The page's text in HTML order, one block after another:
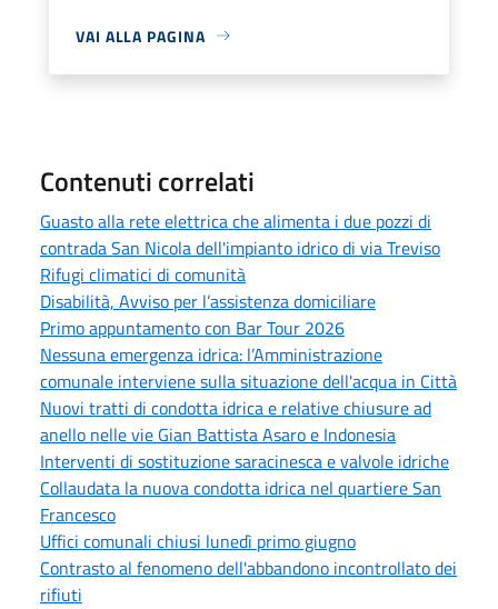
VAI ALLA PAGINA
Contenuti correlati
Guasto alla rete elettrica che alimenta i due pozzi di
contrada San Nicola dell'impianto idrico di via Treviso
Rifugi climatici di comunità
Disabilità, Avviso per l’assistenza domiciliare
Primo appuntamento con Bar Tour 2026
Nessuna emergenza idrica: l’Amministrazione
comunale interviene sulla situazione dell'acqua in Città
Nuovi tratti di condotta idrica e relative chiusure ad
anello nelle vie Gian Battista Asaro e Indonesia
Interventi di sostituzione saracinesca e valvole idriche
Collaudata la nuova condotta idrica nel quartiere San
Francesco
Uffici comunali chiusi lunedì primo giugno
Contrasto al fenomeno dell'abbandono incontrollato dei
rifiuti